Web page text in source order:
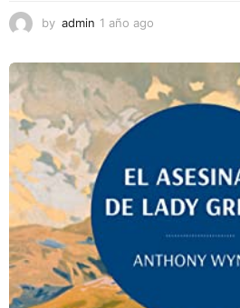
by admin 1 año ago
o
a
g